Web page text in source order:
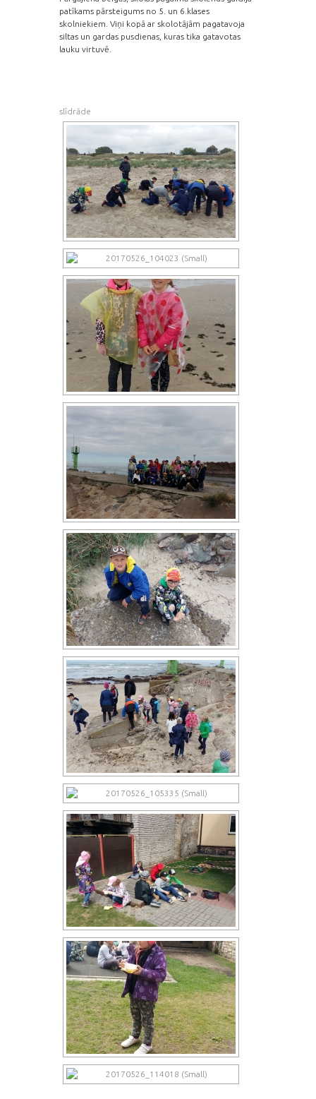
patīkams pārsteigums no 5. un 6.klases
skolniekiem. Viņi kopā ar skolotājām pagatavoja
siltas un gardas pusdienas, kuras tika gatavotas
lauku virtuvē.
slīdrāde